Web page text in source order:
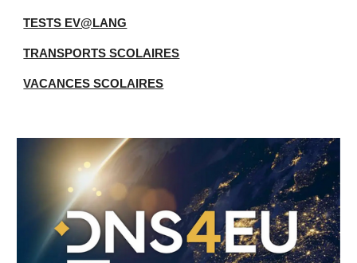
TESTS EV@LANG
TRANSPORTS SCOLAIRES
VACANCES SCOLAIRES